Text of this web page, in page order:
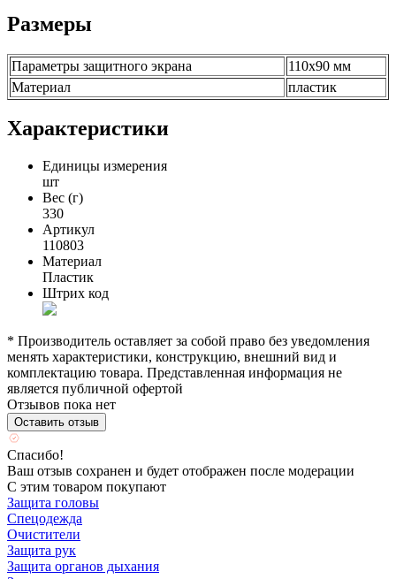
Размеры
Параметры защитного экрана
110х90 мм
Материал
пластик
Характеристики
Единицы измерения
шт
Вес (г)
330
Артикул
110803
Материал
Пластик
Штрих код
* Производитель оставляет за собой право без уведомления
менять характеристики, конструкцию, внешний вид и
комплектацию товара. Представленная информация не
является публичной офертой
Отзывов пока нет
Оставить отзыв
Спасибо!
Ваш отзыв сохранен и будет отображен после модерации
С этим товаром покупают
Защита головы
Спецодежда
Очистители
Защита рук
Защита органов дыхания